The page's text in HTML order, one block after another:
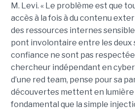
M. Levi. « Le problème est que
accès à la fois à du contenu
des ressources internes
pont involontaire entre les deux
confiance ne sont pas
chercheur indépendant en
d’une red team, pense pour sa
découvertes mettent en lumière
fondamental que la simple